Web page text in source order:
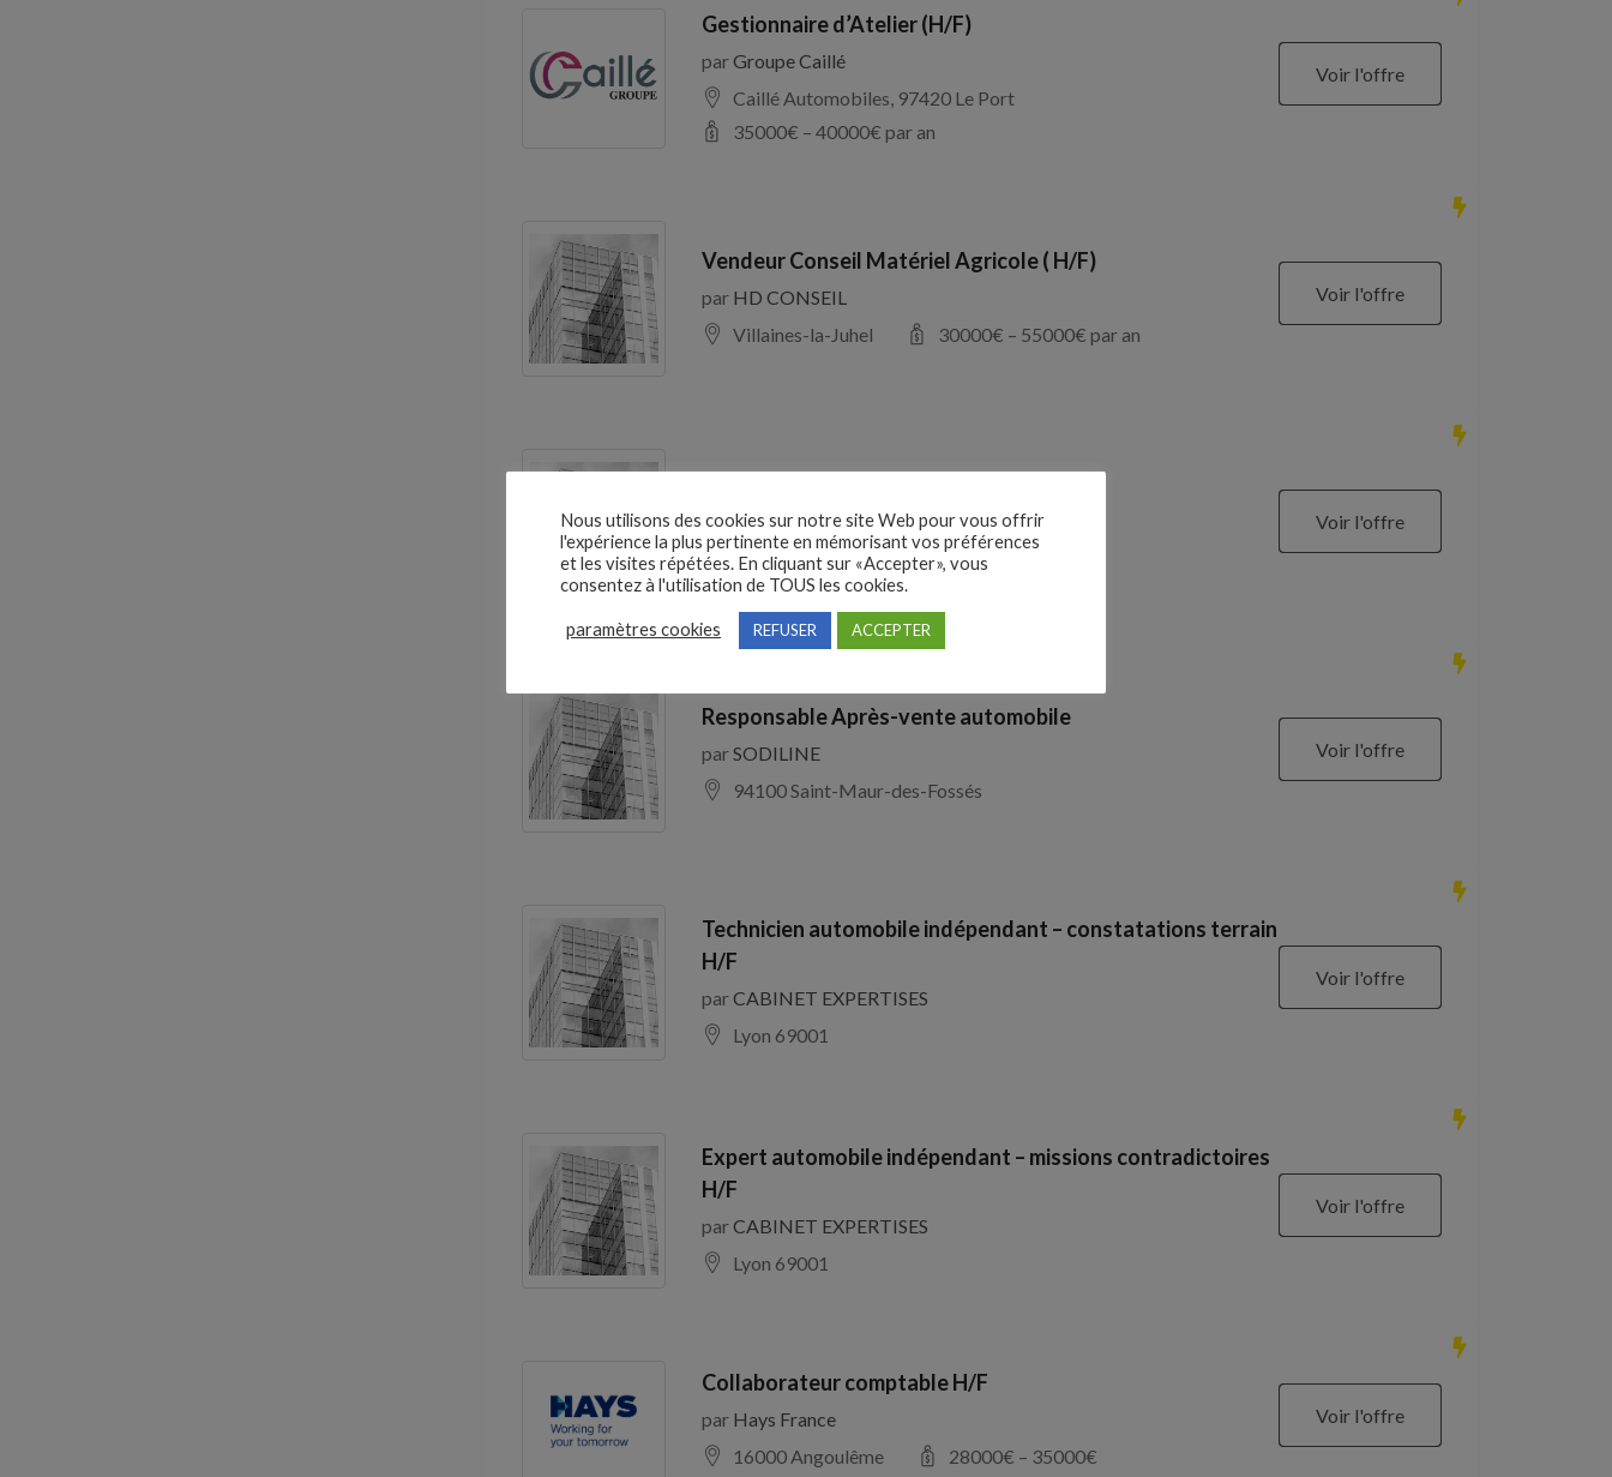
Gestionnaire d’Atelier (H/F)
parGroupe Caillé
Caillé Automobiles, 97420 Le Port
35000€ – 40000€ par an
Voir l'offre
Vendeur Conseil Matériel Agricole ( H/F)
par HD CONSEIL
Villaines-la-Juhel
30000€ – 55000€ par an
Voir l'offre
parFrance Galop
Maisons-Laffitte
27000
Voir l'offre
Responsable Après-vente automobile
parSODILINE
94100 Saint-Maur-des-Fossés
Voir l'offre
Technicien automobile indépendant – constatations terrain
H/F
parCABINET EXPERTISES
Lyon 69001
Voir l'offre
Expert automobile indépendant – missions contradictoires
H/F
parCABINET EXPERTISES
Lyon 69001
Voir l'offre
Collaborateur comptable H/F
par Hays France
16000 Angoulême
28000€ – 35000€
Voir l'offre
Nous utilisons des cookies sur notre site Web pour vous offrir
l'expérience la plus pertinente en mémorisant vos préférences
et les visites répétées. En cliquant sur «Accepter», vous
consentez à l'utilisation de TOUS les cookies.
paramètres cookies REFUSER ACCEPTER